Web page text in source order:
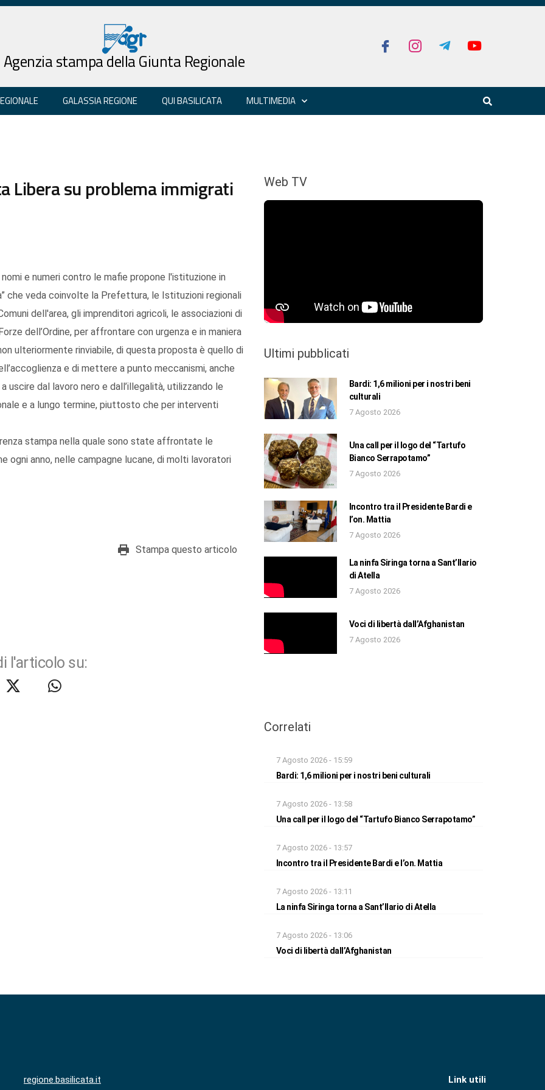
Agenzia stampa della Giunta Regionale
GALASSIA REGIONE QUI BASILICATA MULTIMEDIA
Libera su problema immigrati
e numeri contro le mafie propone l'istituzione in
che veda coinvolte la Prefettura, le Istituzioni regionali
dell'area, gli imprenditori agricoli, le associazioni di
dell’Ordine, per affrontare con urgenza e in maniera
ulteriormente rinviabile, di questa proposta è quello di
e di mettere a punto meccanismi, anche
uscire dal lavoro nero e dall’illegalità, utilizzando le
e a lungo termine, piuttosto che per interventi
stampa nella quale sono state affrontate le
ogni anno, nelle campagne lucane, di molti lavoratori
Stampa questo articolo
l'articolo su:
Web TV
Ultimi pubblicati
Bardi: 1,6 milioni per i nostri beni
culturali
7 Agosto 2026
Una call per il logo del “Tartufo
Bianco Serrapotamo”
7 Agosto 2026
Incontro tra il Presidente Bardi e
l’on. Mattia
7 Agosto 2026
La ninfa Siringa torna a Sant’Ilario
di Atella
7 Agosto 2026
Voci di libertà dall’Afghanistan
7 Agosto 2026
Correlati
7 Agosto 2026 - 15:59
Bardi: 1,6 milioni per i nostri beni culturali
7 Agosto 2026 - 13:58
Una call per il logo del “Tartufo Bianco Serrapotamo”
7 Agosto 2026 - 13:57
Incontro tra il Presidente Bardi e l’on. Mattia
7 Agosto 2026 - 13:11
La ninfa Siringa torna a Sant’Ilario di Atella
7 Agosto 2026 - 13:06
Voci di libertà dall’Afghanistan
regione.basilicata.it
Link utili